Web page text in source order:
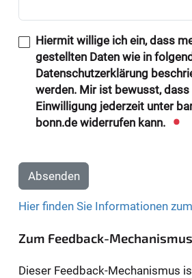
Hiermit willige ich ein, dass
gestellten Daten wie in
Datenschutzerklärung
werden. Mir ist bewusst, dass
Einwilligung jederzeit unter
bonn.de widerrufen kann.
Absenden
Hier finden Sie Informationen
Zum Feedback-Mechanismus
Dieser Feedback-Mechanismus